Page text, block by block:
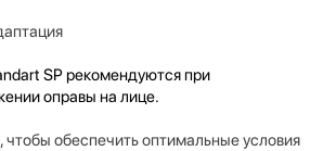
SP рекомендуются при
оправы на лице.
обеспечить оптимальные условия